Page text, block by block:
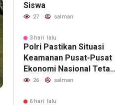
Siswa
27 salman
3 hari lalu
Polri Pastikan Situasi
Keamanan Pusat-Pusat
Ekonomi Nasional Tetap
Kondusif
26 salman
6 hari lalu